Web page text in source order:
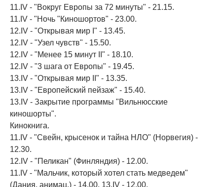
11.IV - "Вокруг Европы за 72 минуты" - 21.15.
11.IV - "Ночь "Киношортов" - 23.00.
12.IV - "Открывая мир I" - 13.45.
12.IV - "Узел чувств" - 15.50.
12.IV - "Менее 15 минут II" - 18.10.
12.IV - "3 шага от Европы" - 19.45.
13.IV - "Открывая мир II" - 13.35.
13.IV - "Европейский пейзаж" - 15.40.
13.IV - Закрытие программы "Вильнюсские
киношорты".
Кинокнига.
11.IV - "Свейн, крысенок и тайна НЛО" (Норвегия) -
12.30.
12.IV - "Пеликан" (Финляндия) - 12.00.
11.IV - "Мальчик, который хотел стать медведем"
(Дания, анимац.) - 14.00. 13.IV - 12.00.